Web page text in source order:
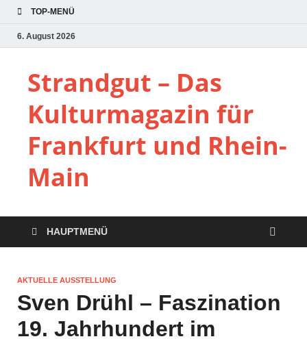
TOP-MENÜ
6. August 2026
Strandgut – Das
Kulturmagazin für
Frankfurt und Rhein-
Main
HAUPTMENÜ
AKTUELLE AUSSTELLUNG
Sven Drühl – Faszination
19. Jahrhundert im